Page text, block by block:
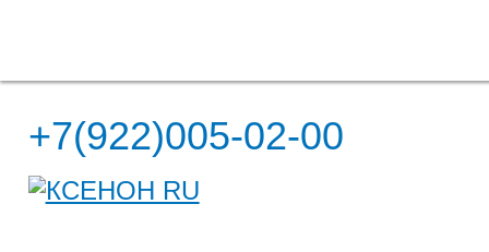
+7(922)005-02-00